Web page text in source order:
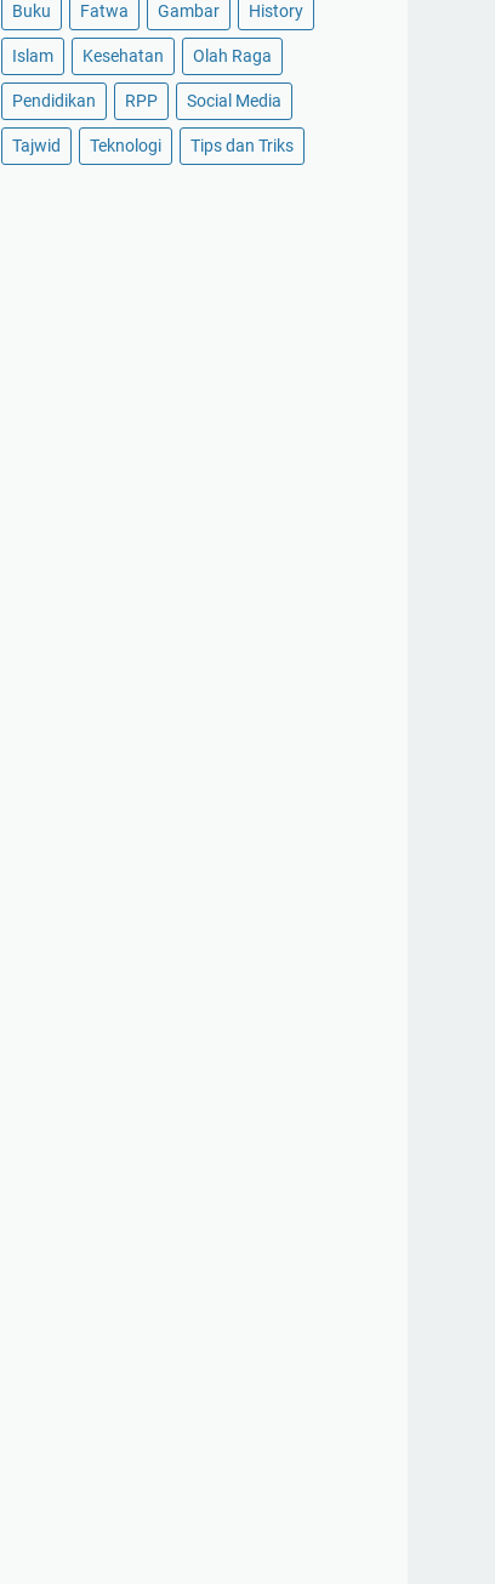
Buku Fatwa Gambar History
Islam Kesehatan Olah Raga
Pendidikan RPP Social Media
Tajwid Teknologi Tips dan Triks